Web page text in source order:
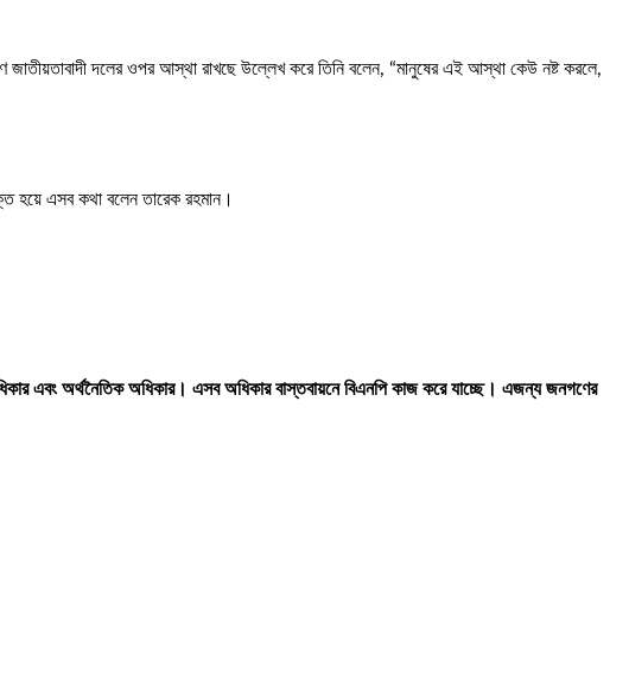
দলের ওপর আস্থা রাখছে উল্লেখ করে তিনি বলেন, “মানুষের এই আস্থা কেউ নষ্ট করলে,
হয়ে এসব কথা বলেন তারেক রহমান।
এবং অর্থনৈতিক অধিকার। এসব অধিকার বাস্তবায়নে বিএনপি কাজ করে যাচ্ছে। এজন্য জনগণের